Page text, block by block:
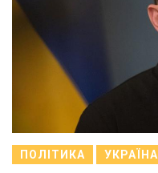
ПОЛІТИКА УКРАЇНА